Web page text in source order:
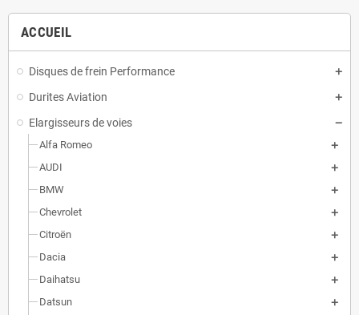
ACCUEIL
Disques de frein Performance
Durites Aviation
Elargisseurs de voies
Alfa Romeo
AUDI
BMW
Chevrolet
Citroën
Dacia
Daihatsu
Datsun